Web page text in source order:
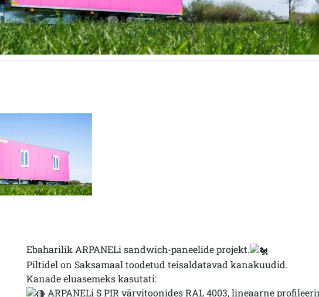
Ebaharilik ARPANELi sandwich-paneelide projekt.
Piltidel on Saksamaal toodetud teisaldatavad kanakuudid.
Kanade eluasemeks kasutati:
ARPANELi S PIR värvitoonides RAL 4003, lineaarne